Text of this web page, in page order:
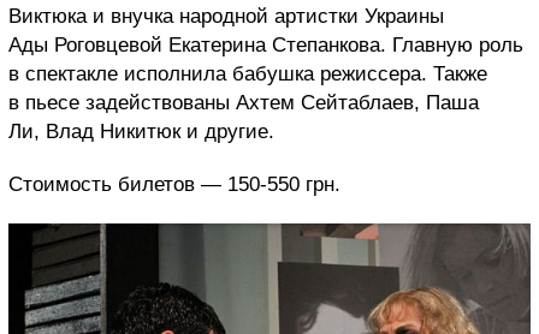
Виктюка и внучка народной артистки Украины
Ады Роговцевой Екатерина Степанкова. Главную роль
в спектакле исполнила бабушка режиссера. Также
в пьесе задействованы Ахтем Сейтаблаев, Паша
Ли, Влад Никитюк и другие.
Стоимость билетов — 150-550 грн.